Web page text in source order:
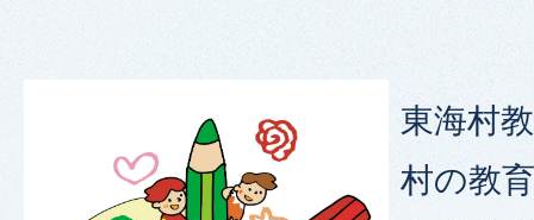
東海村
村の教